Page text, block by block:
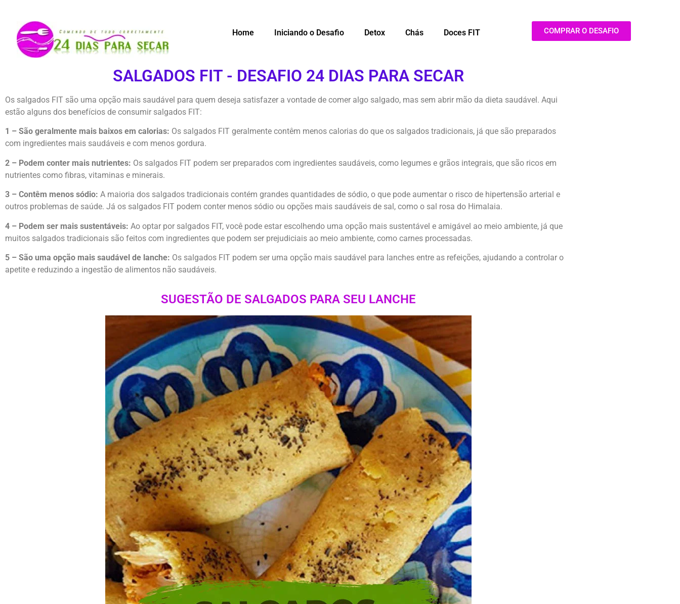
Home Iniciando o Desafio Detox Chás Doces FIT COMPRAR O DESAFIO
SALGADOS FIT - DESAFIO 24 DIAS PARA SECAR
Os salgados FIT são uma opção mais saudável para quem deseja satisfazer a vontade de comer algo salgado, mas sem abrir mão da dieta saudável. Aqui
estão alguns dos benefícios de consumir salgados FIT:
1 – São geralmente mais baixos em calorias: Os salgados FIT geralmente contêm menos calorias do que os salgados tradicionais, já que são preparados
com ingredientes mais saudáveis e com menos gordura.
2 – Podem conter mais nutrientes: Os salgados FIT podem ser preparados com ingredientes saudáveis, como legumes e grãos integrais, que são ricos em
nutrientes como fibras, vitaminas e minerais.
3 – Contêm menos sódio: A maioria dos salgados tradicionais contém grandes quantidades de sódio, o que pode aumentar o risco de hipertensão arterial e
outros problemas de saúde. Já os salgados FIT podem conter menos sódio ou opções mais saudáveis de sal, como o sal rosa do Himalaia.
4 – Podem ser mais sustentáveis: Ao optar por salgados FIT, você pode estar escolhendo uma opção mais sustentável e amigável ao meio ambiente, já que
muitos salgados tradicionais são feitos com ingredientes que podem ser prejudiciais ao meio ambiente, como carnes processadas.
5 – São uma opção mais saudável de lanche: Os salgados FIT podem ser uma opção mais saudável para lanches entre as refeições, ajudando a controlar o
apetite e reduzindo a ingestão de alimentos não saudáveis.
SUGESTÃO DE SALGADOS PARA SEU LANCHE